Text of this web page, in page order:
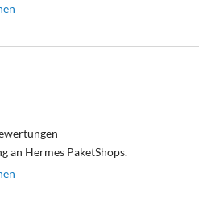
an Hermes PaketShops.